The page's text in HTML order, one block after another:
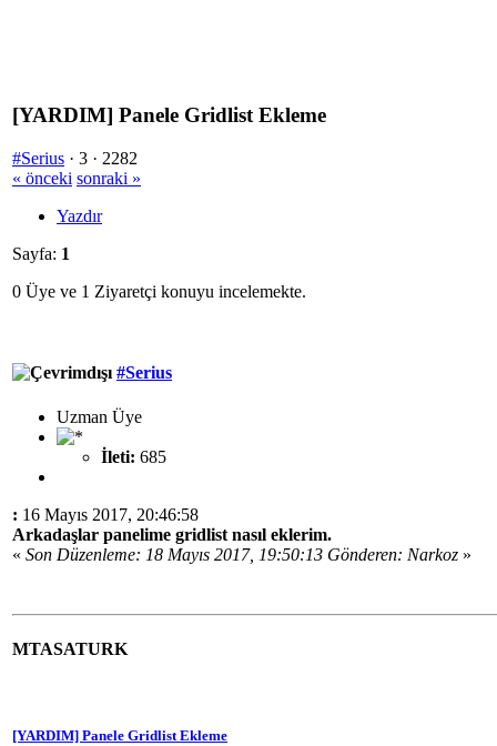
[YARDIM] Panele Gridlist Ekleme
#Serius · 3 · 2282
« önceki sonraki »
Yazdır
Sayfa: 1
0 Üye ve 1 Ziyaretçi konuyu incelemekte.
#Serius
Uzman Üye
İleti: 685
: 16 Mayıs 2017, 20:46:58
Arkadaşlar panelime gridlist nasıl eklerim.
« Son Düzenleme: 18 Mayıs 2017, 19:50:13 Gönderen: Narkoz »
MTASATURK
[YARDIM] Panele Gridlist Ekleme